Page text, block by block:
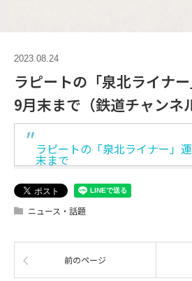
2023.08.24
ラピートの「泉北ライナ
9月末まで（鉄道チャンネ
ラピートの「泉北ライナー」
末まで
ニュース・話題
前のページ